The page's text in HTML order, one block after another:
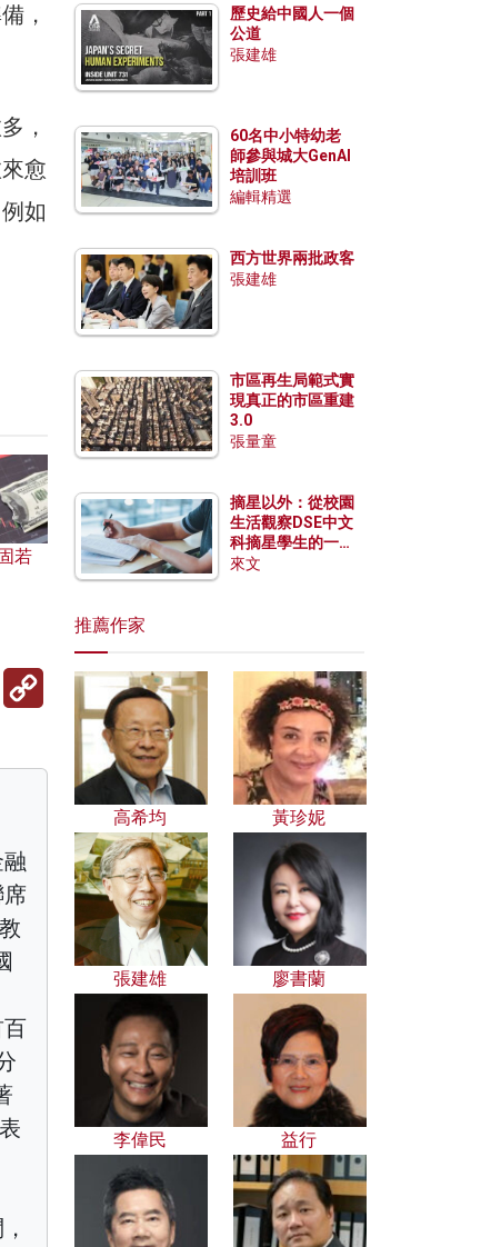
，
，
愈
如
若
Copy
Link
歷史給中國人一個
公道
張建雄
60名中小特幼老
師參與城大GenAI
培訓班
編輯精選
西方世界兩批政客
張建雄
市區再生局範式實
現真正的市區重建
3.0
張量童
摘星以外：從校園
生活觀察DSE中文
科摘星學生的一點
特質
來文
推薦作家
高希均 黃珍妮
張建雄 廖書蘭
李偉民 益行